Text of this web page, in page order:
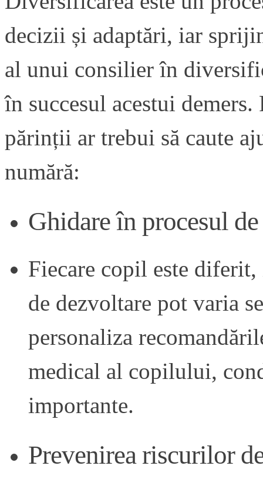
decizii și adaptări, iar
al unui consilier în
în succesul acestui
părinții ar trebui să caute
numără:
Ghidare în procesul
Fiecare copil este
de dezvoltare pot varia
personaliza
medical al copilului,
importante.
Prevenirea riscurilor